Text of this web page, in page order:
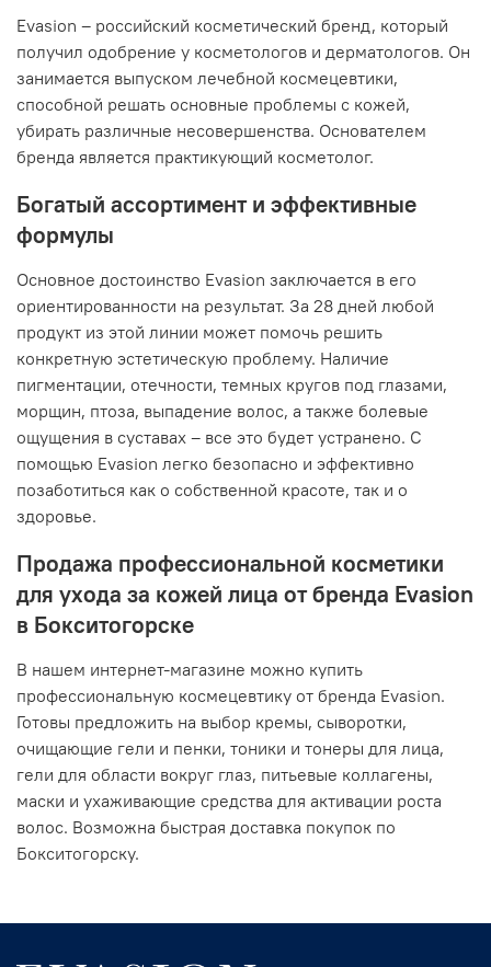
Evasion – российский косметический бренд, который
получил одобрение у косметологов и дерматологов. Он
занимается выпуском лечебной космецевтики,
способной решать основные проблемы с кожей,
убирать различные несовершенства. Основателем
бренда является практикующий косметолог.
Богатый ассортимент и эффективные
формулы
Основное достоинство Evasion заключается в его
ориентированности на результат. За 28 дней любой
продукт из этой линии может помочь решить
конкретную эстетическую проблему. Наличие
пигментации, отечности, темных кругов под глазами,
морщин, птоза, выпадение волос, а также болевые
ощущения в суставах – все это будет устранено. С
помощью Evasion легко безопасно и эффективно
позаботиться как о собственной красоте, так и о
здоровье.
Продажа профессиональной косметики
для ухода за кожей лица от бренда Evasion
в Бокситогорске
В нашем интернет-магазине можно купить
профессиональную космецевтику от бренда Evasion.
Готовы предложить на выбор кремы, сыворотки,
очищающие гели и пенки, тоники и тонеры для лица,
гели для области вокруг глаз, питьевые коллагены,
маски и ухаживающие средства для активации роста
волос. Возможна быстрая доставка покупок по
Бокситогорску.